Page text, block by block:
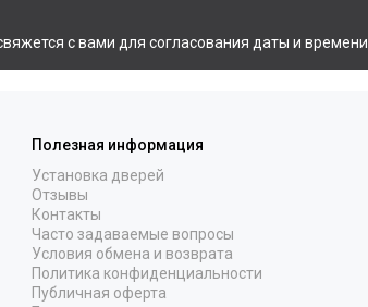
с вами для согласования даты и времени.
Полезная информация
Установка дверей
Отзывы
Контакты
Часто задаваемые вопросы
Условия обмена и возврата
Политика конфиденциальности
Публичная оферта